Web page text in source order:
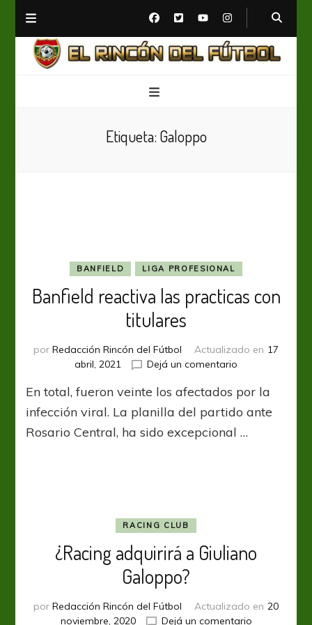
Etiqueta: Galoppo
BANFIELD LIGA PROFESIONAL
Banfield reactiva las practicas con
titulares
por Redacción Rincón del Fútbol Actualizado en 17
abril, 2021
Dejá un comentario
reactiva
las
con
En total, fueron veinte los afectados por la
infección viral. La planilla del partido ante
Rosario Central, ha sido excepcional …
RACING CLUB
¿Racing adquirirá a Giuliano
Galoppo?
por Redacción Rincón del Fútbol Actualizado en 20
noviembre, 2020
Dejá un comentarioen